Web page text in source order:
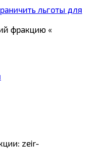
льготы для
фракцию «
zeir-